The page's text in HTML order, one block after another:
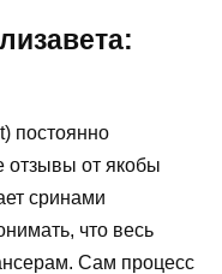
постоянно
отзывы от якобы
сринами
что весь
Сам процесс